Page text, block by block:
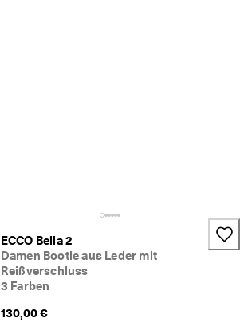
ECCO Bella 2
Damen Bootie aus Leder mit
Reißverschluss
3 Farben
130,00 €